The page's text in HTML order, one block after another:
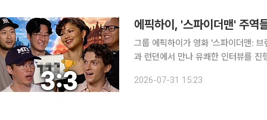
에픽하이, '스파이더맨' 주역
그룹 에픽하이가 영화 '스파이더맨:
과 런던에서 만나 유쾌한 인터뷰를 진행했다. 30일 에픽하이 공식 유튜브 채널에는
2026-07-31 15:23